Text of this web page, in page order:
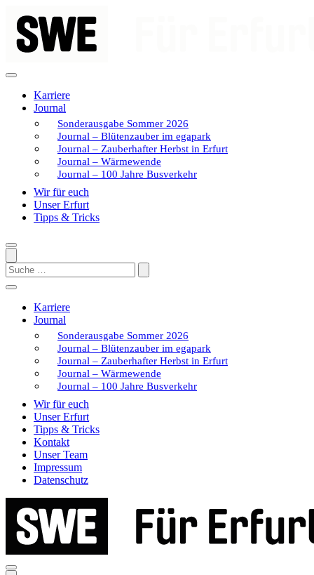
Inhalt
springen
Karriere
Journal
Sonderausgabe Sommer 2026
Journal – Blütenzauber im egapark
Journal – Zauberhafter Herbst in Erfurt
Journal – Wärmewende
Journal – 100 Jahre Busverkehr
Wir für euch
Unser Erfurt
Tipps & Tricks
Search
Karriere
Journal
Sonderausgabe Sommer 2026
Journal – Blütenzauber im egapark
Journal – Zauberhafter Herbst in Erfurt
Journal – Wärmewende
Journal – 100 Jahre Busverkehr
Wir für euch
Unser Erfurt
Tipps & Tricks
Kontakt
Unser Team
Impressum
Datenschutz